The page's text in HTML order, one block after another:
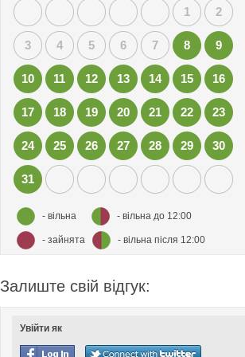
1 2
3 4 5 6 7 8 9
10 11 12 13 14 15 16
17 18 19 20 21 22 23
24 25 26 27 28 29 30
31
- вільна - вільна до 12:00
- зайнята - вільна після 12:00
Залиште свій відгук:
Увійти як